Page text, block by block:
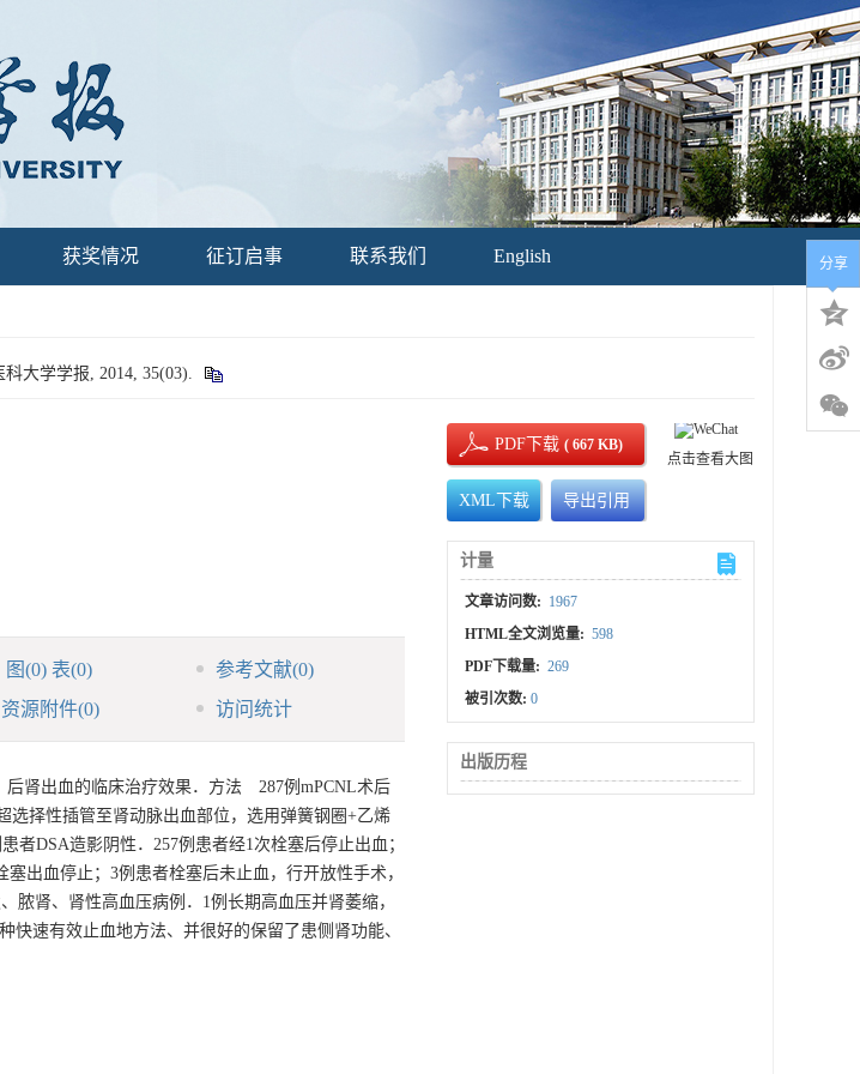
获奖情况 征订启事 联系我们 English
大学学报, 2014, 35(03).
图(0) 表(0) 参考文献(0)
资源附件(0) 访问统计
肾出血的临床治疗效果．方法 287例mPCNL术后
选择性插管至肾动脉出血部位，选用弹簧钢圈+乙烯
DSA造影阴性．257例患者经1次栓塞后停止出血；
出血停止；3例患者栓塞后未止血，行开放性手术，
脓肾、肾性高血压病例．1例长期高血压并肾萎缩，
速有效止血地方法、并很好的保留了患侧肾功能、
PDF下载( 667 KB)
XML下载 导出引用
点击查看大图
计量
文章访问数: 1967
HTML全文浏览量: 598
PDF下载量: 269
被引次数:0
出版历程
分享